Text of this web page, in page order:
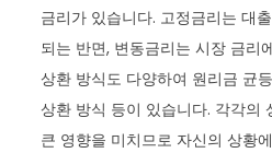
금리가 있습니다. 고정금리는 대
되는 반면, 변동금리는 시장 금리
상환 방식도 다양하여 원리금 균
상환 방식 등이 있습니다. 각각의
큰 영향을 미치므로 자신의 상황